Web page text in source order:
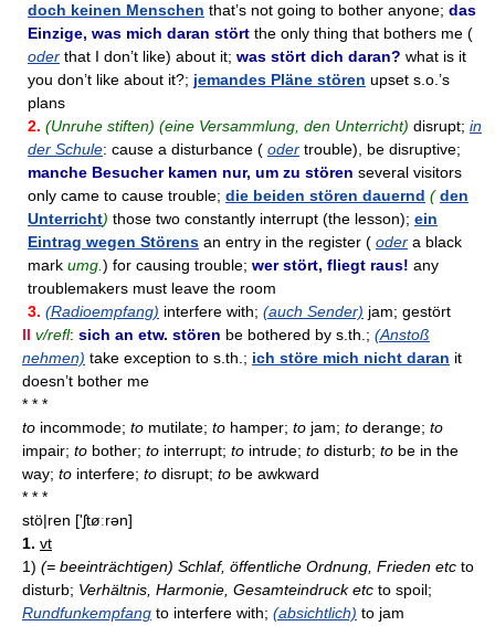
doch keinen Menschen that’s not going to bother anyone; das
Einzige, was mich daran stört the only thing that bothers me (
oder that I don’t like) about it; was stört dich daran? what is it
you don’t like about it?; jemandes Pläne stören upset s.o.’s
plans
2. (Unruhe stiften) (eine Versammlung, den Unterricht) disrupt; in
der Schule: cause a disturbance ( oder trouble), be disruptive;
manche Besucher kamen nur, um zu stören several visitors
only came to cause trouble; die beiden stören dauernd ( den
Unterricht) those two constantly interrupt (the lesson); ein
Eintrag wegen Störens an entry in the register ( oder a black
mark umg.) for causing trouble; wer stört, fliegt raus! any
troublemakers must leave the room
3. (Radioempfang) interfere with; (auch Sender) jam; gestört
II v/refl: sich an etw. stören be bothered by s.th.; (Anstoß
nehmen) take exception to s.th.; ich störe mich nicht daran it
doesn’t bother me
* * *
to incommode; to mutilate; to hamper; to jam; to derange; to
impair; to bother; to interrupt; to intrude; to disturb; to be in the
way; to interfere; to disrupt; to be awkward
* * *
stö|ren ['ʃtøːrən]
1. vt
1) (= beeinträchtigen) Schlaf, öffentliche Ordnung, Frieden etc to
disturb; Verhältnis, Harmonie, Gesamteindruck etc to spoil;
Rundfunkempfang to interfere with; (absichtlich) to jam